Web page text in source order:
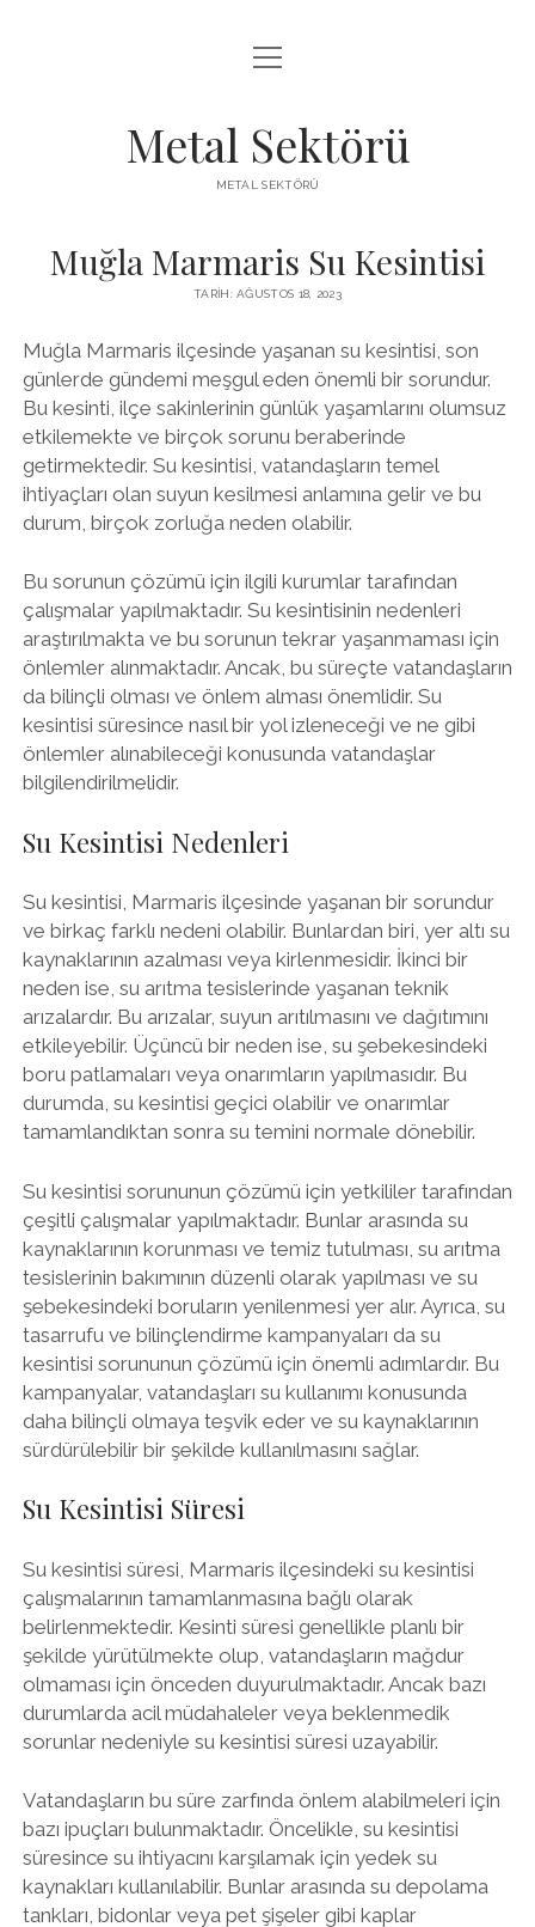
LISTE
SPOTIFY TAKIPÇI KAZANMA
menüyü
aç
Metal Sektörü
METAL SEKTÖRÜ
Muğla Marmaris Su Kesintisi
TARIH: AĞUSTOS 18, 2023
Muğla Marmaris ilçesinde yaşanan su kesintisi, son
günlerde gündemi meşgul eden önemli bir sorundur.
Bu kesinti, ilçe sakinlerinin günlük yaşamlarını olumsuz
etkilemekte ve birçok sorunu beraberinde
getirmektedir. Su kesintisi, vatandaşların temel
ihtiyaçları olan suyun kesilmesi anlamına gelir ve bu
durum, birçok zorluğa neden olabilir.
Bu sorunun çözümü için ilgili kurumlar tarafından
çalışmalar yapılmaktadır. Su kesintisinin nedenleri
araştırılmakta ve bu sorunun tekrar yaşanmaması için
önlemler alınmaktadır. Ancak, bu süreçte vatandaşların
da bilinçli olması ve önlem alması önemlidir. Su
kesintisi süresince nasıl bir yol izleneceği ve ne gibi
önlemler alınabileceği konusunda vatandaşlar
bilgilendirilmelidir.
Su Kesintisi Nedenleri
Su kesintisi, Marmaris ilçesinde yaşanan bir sorundur
ve birkaç farklı nedeni olabilir. Bunlardan biri, yer altı su
kaynaklarının azalması veya kirlenmesidir. İkinci bir
neden ise, su arıtma tesislerinde yaşanan teknik
arızalardır. Bu arızalar, suyun arıtılmasını ve dağıtımını
etkileyebilir. Üçüncü bir neden ise, su şebekesindeki
boru patlamaları veya onarımların yapılmasıdır. Bu
durumda, su kesintisi geçici olabilir ve onarımlar
tamamlandıktan sonra su temini normale dönebilir.
Su kesintisi sorununun çözümü için yetkililer tarafından
çeşitli çalışmalar yapılmaktadır. Bunlar arasında su
kaynaklarının korunması ve temiz tutulması, su arıtma
tesislerinin bakımının düzenli olarak yapılması ve su
şebekesindeki boruların yenilenmesi yer alır. Ayrıca, su
tasarrufu ve bilinçlendirme kampanyaları da su
kesintisi sorununun çözümü için önemli adımlardır. Bu
kampanyalar, vatandaşları su kullanımı konusunda
daha bilinçli olmaya teşvik eder ve su kaynaklarının
sürdürülebilir bir şekilde kullanılmasını sağlar.
Su Kesintisi Süresi
Su kesintisi süresi, Marmaris ilçesindeki su kesintisi
çalışmalarının tamamlanmasına bağlı olarak
belirlenmektedir. Kesinti süresi genellikle planlı bir
şekilde yürütülmekte olup, vatandaşların mağdur
olmaması için önceden duyurulmaktadır. Ancak bazı
durumlarda acil müdahaleler veya beklenmedik
sorunlar nedeniyle su kesintisi süresi uzayabilir.
Vatandaşların bu süre zarfında önlem alabilmeleri için
bazı ipuçları bulunmaktadır. Öncelikle, su kesintisi
süresince su ihtiyacını karşılamak için yedek su
kaynakları kullanılabilir. Bunlar arasında su depolama
tankları, bidonlar veya pet şişeler gibi kaplar